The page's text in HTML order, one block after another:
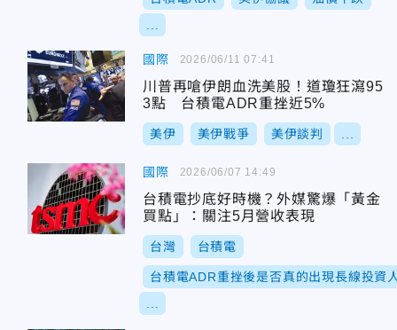
國際
川普再嗆伊朗血洗美股！道瓊狂瀉95
3點 台積電ADR重挫近5%
美伊 美伊戰爭 美伊談判
2026/06/11 07:41
國際
台積電抄底好時機？外媒驚爆「黃金
買點」：關注5月營收表現
台灣 台積電
台積電ADR重挫後是否真的出現長線投資
2026/06/07 14:49